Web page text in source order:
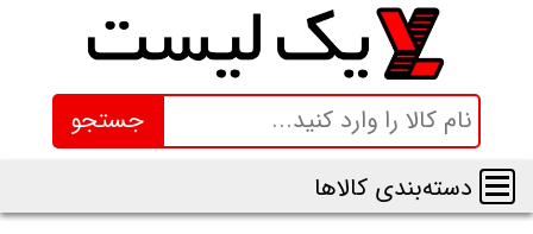
جستجو
دسته‌بندی کالاها